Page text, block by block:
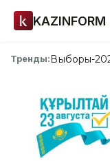
KAZINFORM
Тренды:Выборы-